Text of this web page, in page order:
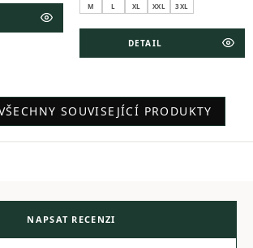
M L XL XXL 3XL
DETAIL
SOUVISEJÍCÍ PRODUKTY
NAPSAT RECENZI